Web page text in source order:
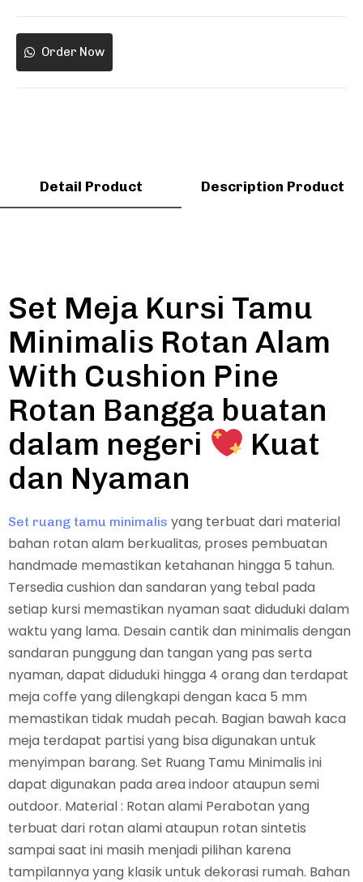
Order Now
Detail Product Description Product
Set Meja Kursi Tamu
Minimalis Rotan Alam
With Cushion Pine
Rotan Bangga buatan
dalam negeri
Kuat
dan Nyaman
Set ruang tamu minimalis yang terbuat dari material
bahan rotan alam berkualitas, proses pembuatan
handmade memastikan ketahanan hingga 5 tahun.
Tersedia cushion dan sandaran yang tebal pada
setiap kursi memastikan nyaman saat diduduki dalam
waktu yang lama. Desain cantik dan minimalis dengan
sandaran punggung dan tangan yang pas serta
nyaman, dapat diduduki hingga 4 orang dan terdapat
meja coffe yang dilengkapi dengan kaca 5 mm
memastikan tidak mudah pecah. Bagian bawah kaca
meja terdapat partisi yang bisa digunakan untuk
menyimpan barang. Set Ruang Tamu Minimalis ini
dapat digunakan pada area indoor ataupun semi
outdoor. Material : Rotan alami Perabotan yang
terbuat dari rotan alami ataupun rotan sintetis
sampai saat ini masih menjadi pilihan karena
tampilannya yang klasik untuk dekorasi rumah. Bahan